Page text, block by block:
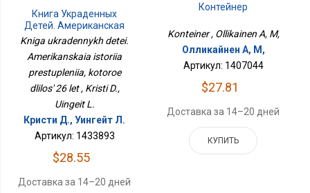
Книга Украденных
Детей. Американская
История Преступления,
Которое Длилось 26 Лет
Kniga ukradennykh detei.
Amerikanskaia istoriia
prestupleniia, kotoroe
dlilos' 26 let , Kristi D.,
Uingeit L.
Кристи Д., Уингейт Л.
Артикул: 1433893
$28.55
Доставка за 14–20 дней
Контейнер
Konteiner , Ollikainen A, M,
Олликайнен А, М,
Артикул: 1407044
$27.81
Доставка за 14–20 дней
КУПИТЬ